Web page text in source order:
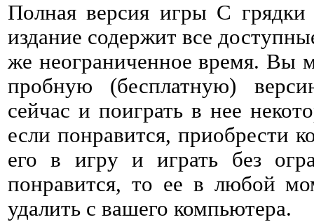
Полная версия игры С грядки
издание содержит все
же неограниченное время. Вы
пробную (бесплатную)
сейчас и поиграть в нее
если понравится, приобрести
его в игру и играть без
понравится, то ее в любой
удалить с вашего компьютера.